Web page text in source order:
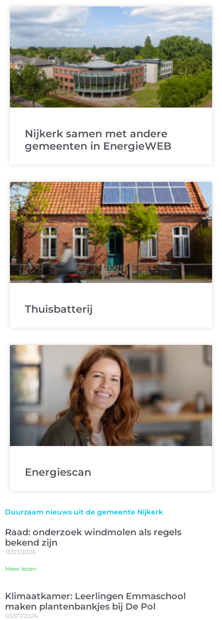
Nijkerk samen met andere
gemeenten in EnergieWEB
Thuisbatterij
Energiescan
Duurzaam nieuws uit de gemeente Nijkerk
Raad: onderzoek windmolen als regels
bekend zijn
13/07/2026
Meer lezen
Klimaatkamer: Leerlingen Emmaschool
maken plantenbankjes bij De Pol
03/07/2026